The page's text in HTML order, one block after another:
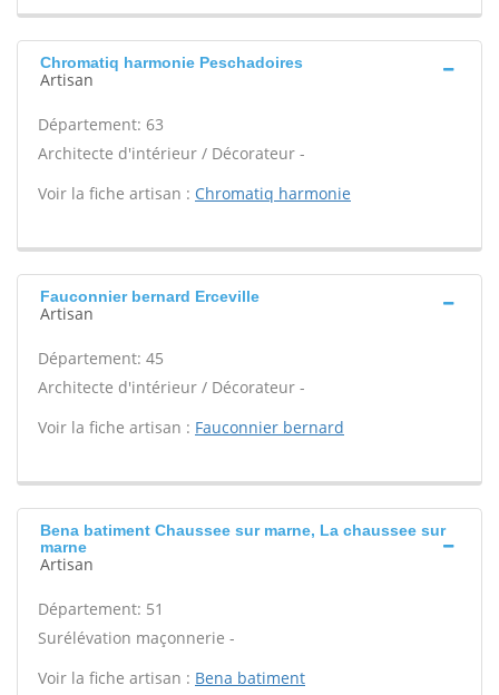
Chromatiq harmonie Peschadoires
Artisan
Département: 63
Architecte d'intérieur / Décorateur -
Voir la fiche artisan : Chromatiq harmonie
Fauconnier bernard Erceville
Artisan
Département: 45
Architecte d'intérieur / Décorateur -
Voir la fiche artisan : Fauconnier bernard
Bena batiment Chaussee sur marne, La chaussee sur
marne
Artisan
Département: 51
Surélévation maçonnerie -
Voir la fiche artisan : Bena batiment